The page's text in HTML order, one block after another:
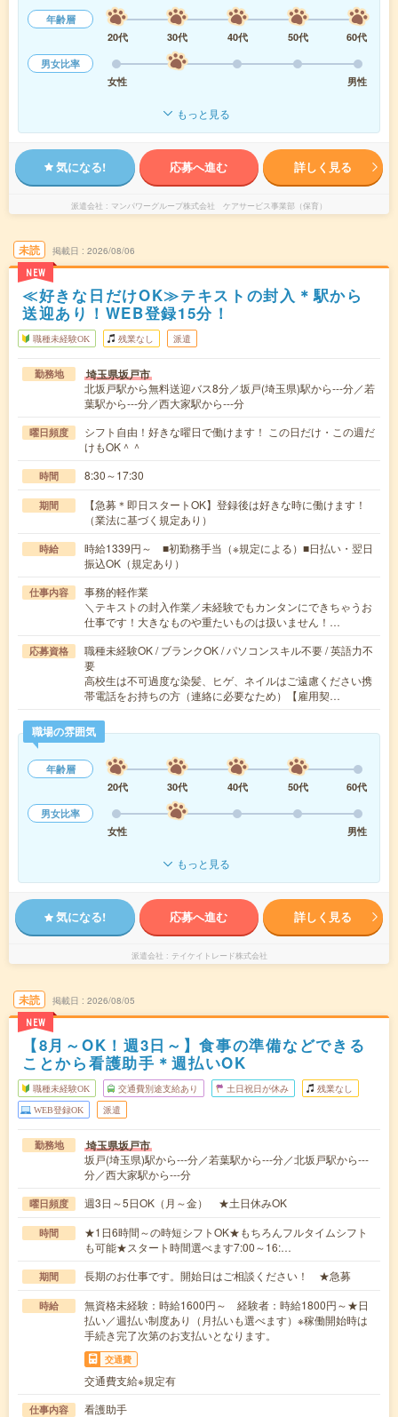
年齢層
20代
30代 40代 50代
60代
男女比率
女性
男性
もっと見る
気になる! 応募へ進む 詳しく見る
派遣会社 マンパワーグループ株式会社 ケアサービス事業部（保育）
未読
NEW
掲載日 2026/08/06
≪好きな日だけOK≫テキストの封入＊駅から
送迎あり！WEB登録15分！
職種未経験OK 残業なし 派遣
勤務地 埼玉県坂戸市
北坂戸駅から無料送迎バス8分／坂戸(埼玉県)駅から---分／若
葉駅から---分／西大家駅から---分
曜日頻度
シフト自由！好きな曜日で働けます！ この日だけ・この週だ
けもOK＾＾
時間 8:30～17:30
期間
【急募＊即日スタートOK】登録後は好きな時に働けます！
（業法に基づく規定あり）
時給
時給1339円～ ■初勤務手当（※規定による）■日払い・翌日
振込OK（規定あり）
仕事内容
事務的軽作業
＼テキストの封入作業／未経験でもカンタンにできちゃうお
仕事です！大きなものや重たいものは扱いません！…
応募資格
職種未経験OK / ブランクOK / パソコンスキル不要 / 英語力不
要
高校生は不可過度な染髪、ヒゲ、ネイルはご遠慮ください携
帯電話をお持ちの方（連絡に必要なため）【雇用契…
職場の雰囲気
年齢層
20代
30代 40代 50代
60代
男女比率
女性
男性
もっと見る
気になる! 応募へ進む 詳しく見る
派遣会社 テイケイトレード株式会社
未読
NEW
掲載日 2026/08/05
【8月～OK！週3日～】食事の準備などできる
ことから看護助手＊週払いOK
職種未経験OK 交通費別途支給あり 土日祝日が休み 残業なし
WEB登録OK 派遣
勤務地 埼玉県坂戸市
坂戸(埼玉県)駅から---分／若葉駅から---分／北坂戸駅から---
分／西大家駅から---分
曜日頻度 週3日～5日OK（月～金） ★土日休みOK
時間
★1日6時間～の時短シフトOK★もちろんフルタイムシフト
も可能★スタート時間選べます7:00～16:…
期間 長期のお仕事です。開始日はご相談ください！ ★急募
時給
無資格未経験：時給1600円～ 経験者：時給1800円～★日
払い／週払い制度あり（月払いも選べます）※稼働開始時は
手続き完了次第のお支払いとなります。
交通費
交通費支給※規定有
仕事内容
看護助手